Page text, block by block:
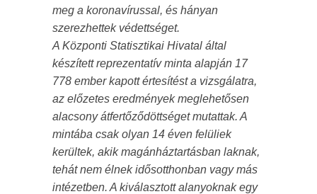
meg a koronavírussal, és hányan
szerezhettek védettséget.
A Központi Statisztikai Hivatal által
készített reprezentatív minta alapján 17
778 ember kapott értesítést a vizsgálatra,
az előzetes eredmények meglehetősen
alacsony átfertőződöttséget mutattak. A
mintába csak olyan 14 éven felüliek
kerültek, akik magánháztartásban laknak,
tehát nem élnek idősotthonban vagy más
intézetben. A kiválasztott alanyoknak egy